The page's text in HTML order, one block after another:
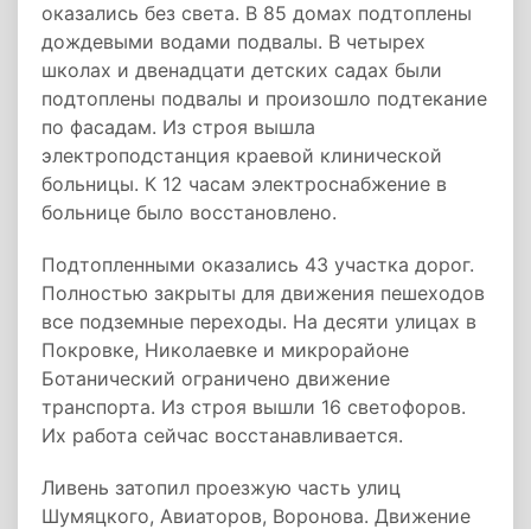
оказались без света. В 85 домах подтоплены
дождевыми водами подвалы. В четырех
школах и двенадцати детских садах были
подтоплены подвалы и произошло подтекание
по фасадам. Из строя вышла
электроподстанция краевой клинической
больницы. К 12 часам электроснабжение в
больнице было восстановлено.
Подтопленными оказались 43 участка дорог.
Полностью закрыты для движения пешеходов
все подземные переходы. На десяти улицах в
Покровке, Николаевке и микрорайоне
Ботанический ограничено движение
транспорта. Из строя вышли 16 светофоров.
Их работа сейчас восстанавливается.
Ливень затопил проезжую часть улиц
Шумяцкого, Авиаторов, Воронова. Движение